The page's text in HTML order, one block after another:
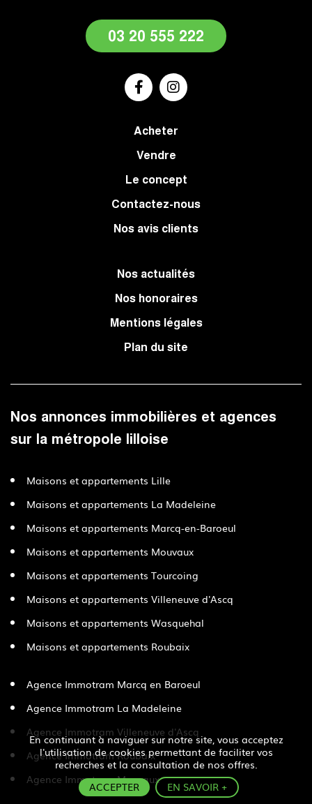
En continuant à naviguer sur notre site, vous acceptez
l'utilisation de cookies permettant de faciliter vos
recherches et la consultation de nos offres.
ACCEPTER
EN SAVOIR +
03 20 555 222
Acheter
Vendre
Le concept
Contactez-nous
Nos avis clients
Nos actualités
Nos honoraires
Mentions légales
Plan du site
Nos annonces immobilières et agences
sur la métropole lilloise
Maisons et appartements Lille
Maisons et appartements La Madeleine
Maisons et appartements Marcq-en-Baroeul
Maisons et appartements Mouvaux
Maisons et appartements Tourcoing
Maisons et appartements Villeneuve d'Ascq
Maisons et appartements Wasquehal
Maisons et appartements Roubaix
Agence Immotram Marcq en Baroeul
Agence Immotram La Madeleine
Agence Immotram Villeneuve d'Ascq
Agence Immotram Roubaix
Agence Immotram Mouvaux